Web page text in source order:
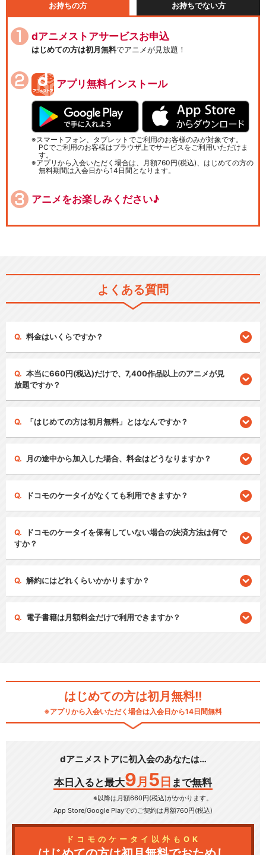
お持ちの方
お持ちでない方
dアニメストアサービスお申込
はじめての方は初月無料でアニメが見放題！
アプリ無料インストール
スマートフォン、タブレットでご利用のお客様のみが対象です。
PCでご利用のお客様はブラウザ上でサービスをご利用いただけま
す。
アプリから入会いただく場合は、月額760円(税込)、はじめての方の
無料期間は入会日から14日間となります。
アニメをお楽しみください♪
よくある質問
料金はいくらですか？
本当に660円(税込)だけで、7,400作品以上のアニメが見
放題ですか？
「はじめての方は初月無料」とはなんですか？
月の途中から加入した場合、料金はどうなりますか？
ドコモのケータイがなくても利用できますか？
ドコモのケータイを保有していない場合の決済方法は何で
すか？
解約にはどれくらいかかりますか？
電子書籍は月額料金だけで利用できますか？
はじめての方は初月無料!!
※アプリから入会いただく場合は入会日から14日間無料
dアニメストアに初入会のあなたは…
本日入ると最大9 月 5 日 まで無料
※以降は月額660円(税込)がかかります。
App Store/Google Playでのご契約は月額760円(税込)
ドコモのケータイ以外もOK